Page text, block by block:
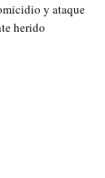
y ataque
herido